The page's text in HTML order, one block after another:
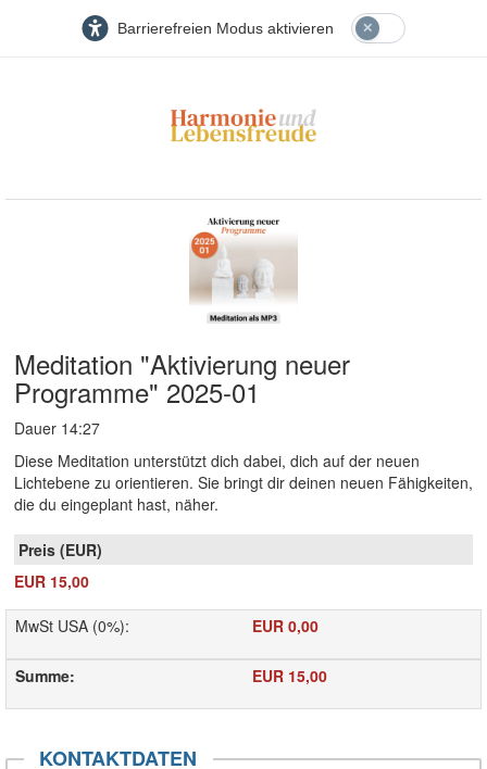
Barrierefreien Modus aktivieren
Meditation "Aktivierung neuer
Programme" 2025-01
Dauer 14:27
Diese Meditation unterstützt dich dabei, dich auf der neuen
Lichtebene zu orientieren. Sie bringt dir deinen neuen Fähigkeiten,
die du eingeplant hast, näher.
EUR 15,00
MwSt USA (0%): EUR 0,00
Summe: EUR 15,00
KONTAKTDATEN